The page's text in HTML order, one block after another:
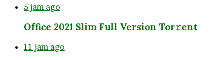
5 jam ago
Office 2021 Slim Full Version Tor𝚛ent
11 jam ago